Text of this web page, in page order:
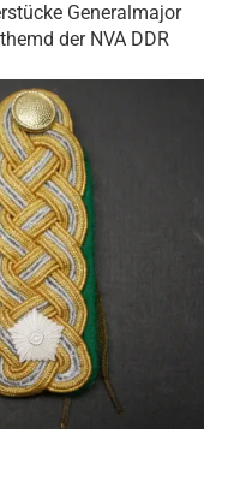
Generalmajor
der NVA DDR